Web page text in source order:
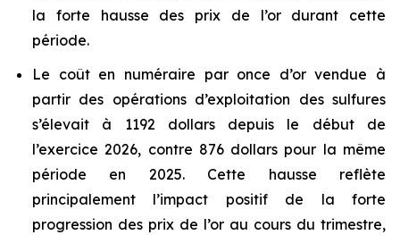
la forte hausse des prix de l’or durant cette
période.
Le coût en numéraire par once d’or vendue à
partir des opérations d’exploitation des sulfures
s’élevait à 1192 dollars depuis le début de
l’exercice 2026, contre 876 dollars pour la même
période en 2025. Cette hausse reflète
principalement l’impact positif de la forte
progression des prix de l’or au cours du trimestre,